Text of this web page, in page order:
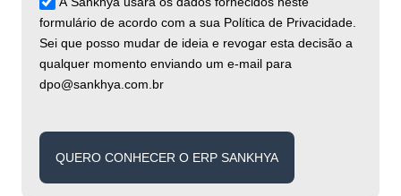
formulário de acordo com a sua Política de Privacidade.
Sei que posso mudar de ideia e revogar esta decisão a
qualquer momento enviando um e-mail para
dpo@sankhya.com.br
QUERO CONHECER O ERP SANKHYA